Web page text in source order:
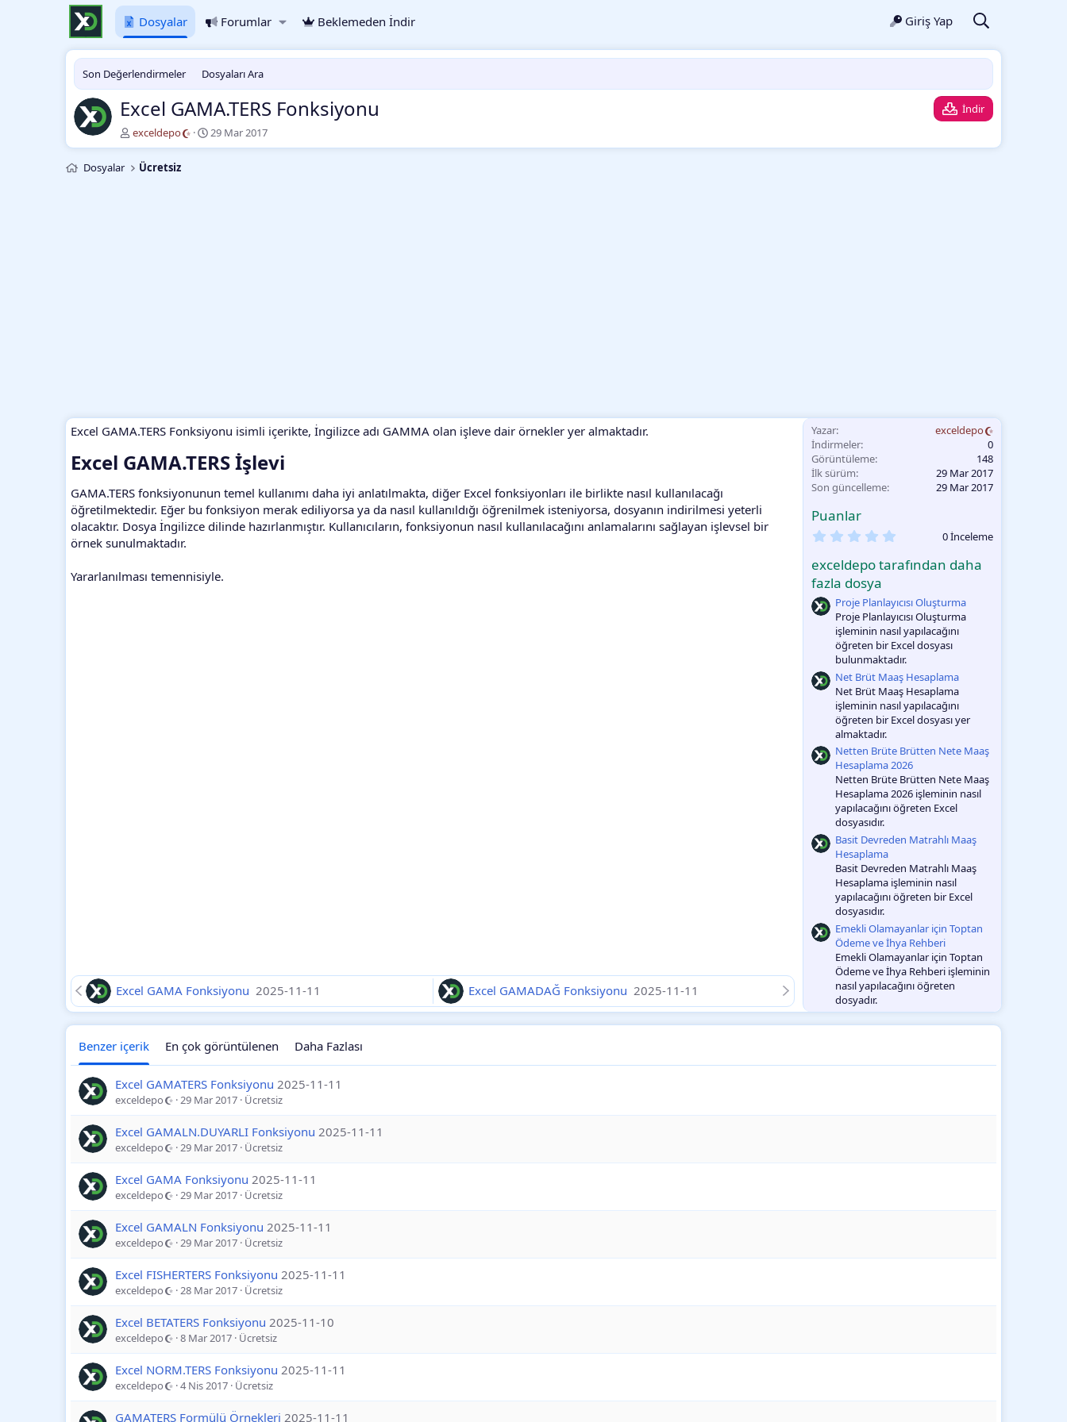
Dosyalar Forumlar Beklemeden İndir Giriş Yap
Son Değerlendirmeler Dosyaları Ara
Excel GAMA.TERS Fonksiyonu
İndir
Y
a
a
exceldepo
O
l
29 Mar 2017
Dosyalar Ücretsiz
Excel GAMA.TERS Fonksiyonu isimli içerikte, İngilizce adı GAMMA olan işleve dair örnekler yer almaktadır.
Excel GAMA.TERS İşlevi​
GAMA.TERS fonksiyonunun temel kullanımı daha iyi anlatılmakta, diğer Excel fonksiyonları ile birlikte nasıl kullanılacağı
öğretilmektedir. Eğer bu fonksiyon merak ediliyorsa ya da nasıl kullanıldığı öğrenilmek isteniyorsa, dosyanın indirilmesi yeterli
olacaktır. Dosya İngilizce dilinde hazırlanmıştır. Kullanıcıların, fonksiyonun nasıl kullanılacağını anlamalarını sağlayan işlevsel bir
örnek sunulmaktadır.
Yararlanılması temennisiyle.
Excel GAMA Fonksiyonu 2025-11-11 Excel GAMADAĞ Fonksiyonu 2025-11-11
Yazar
exceldepo
İndirmeler
0
Görüntüleme
148
İlk sürüm
29 Mar 2017
Son güncelleme
29 Mar 2017
Puanlar
0
l
a
m
a
0 İnceleme
exceldepo tarafından daha
fazla dosya
Proje Planlayıcısı Oluşturma
Proje Planlayıcısı Oluşturma
işleminin nasıl yapılacağını
öğreten bir Excel dosyası
bulunmaktadır.
Net Brüt Maaş Hesaplama
Net Brüt Maaş Hesaplama
işleminin nasıl yapılacağını
öğreten bir Excel dosyası yer
almaktadır.
Netten Brüte Brütten Nete Maaş
Hesaplama 2026
Netten Brüte Brütten Nete Maaş
Hesaplama 2026 işleminin nasıl
yapılacağını öğreten Excel
dosyasıdır.
Basit Devreden Matrahlı Maaş
Hesaplama
Basit Devreden Matrahlı Maaş
Hesaplama işleminin nasıl
yapılacağını öğreten bir Excel
dosyasıdır.
Emekli Olamayanlar için Toptan
Ödeme ve İhya Rehberi
Emekli Olamayanlar için Toptan
Ödeme ve İhya Rehberi işleminin
nasıl yapılacağını öğreten
dosyadır.
Benzer içerik En çok görüntülenen Daha Fazlası
Excel GAMATERS Fonksiyonu 2025-11-11
exceldepo 29 Mar 2017 Ücretsiz
Excel GAMALN.DUYARLI Fonksiyonu 2025-11-11
exceldepo 29 Mar 2017 Ücretsiz
Excel GAMA Fonksiyonu 2025-11-11
exceldepo 29 Mar 2017 Ücretsiz
Excel GAMALN Fonksiyonu 2025-11-11
exceldepo 29 Mar 2017 Ücretsiz
Excel FISHERTERS Fonksiyonu 2025-11-11
exceldepo 28 Mar 2017 Ücretsiz
Excel BETATERS Fonksiyonu 2025-11-10
exceldepo 8 Mar 2017 Ücretsiz
Excel NORM.TERS Fonksiyonu 2025-11-11
exceldepo 4 Nis 2017 Ücretsiz
GAMATERS Formülü Örnekleri 2025-11-11